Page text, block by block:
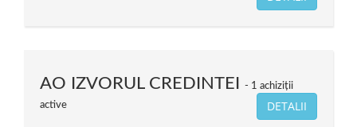
AO IZVORUL CREDINTEI
1 achiziții
active
DETALII